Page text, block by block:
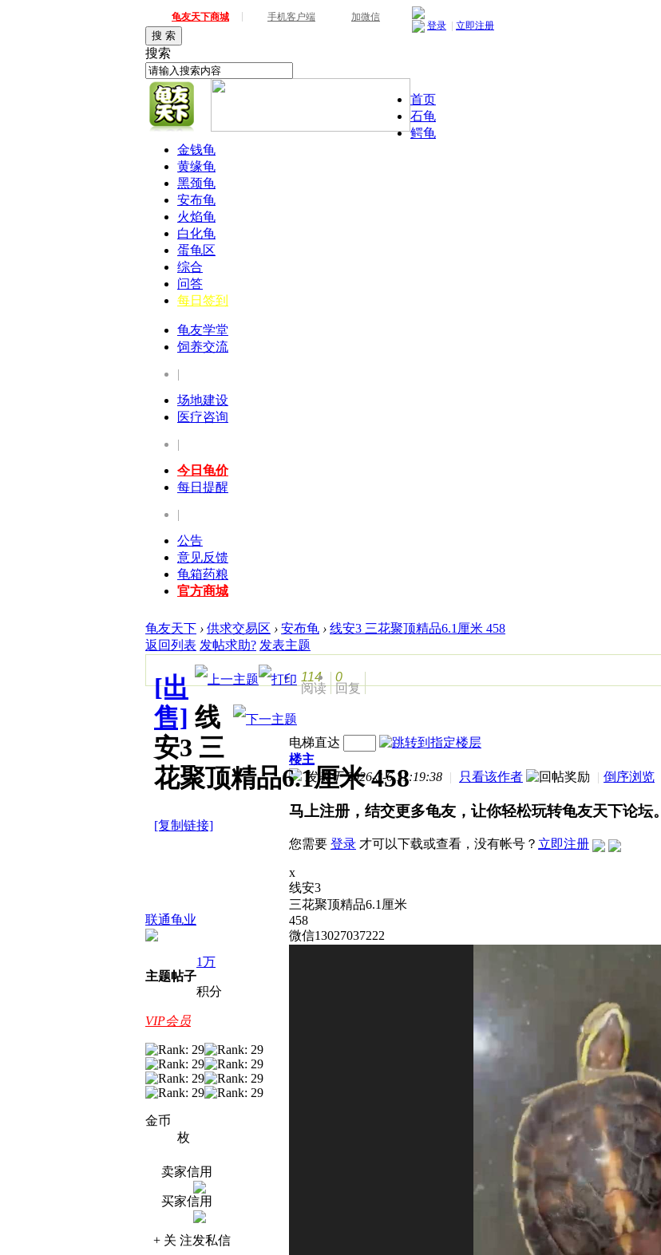
龟友天下商城 手机客户端 加微信
登录 立即注册
搜 索
搜索
首页
石龟
鳄龟
金钱龟
黄缘龟
黑颈龟
安布龟
火焰龟
白化龟
蛋龟区
综合
问答
每日签到
龟友学堂
饲养交流
|
场地建设
医疗咨询
|
今日龟价
每日提醒
|
公告
意见反馈
龟箱药粮
官方商城
龟友天下 › 供求交易区 › 安布龟 › 线安3 三花聚顶精品6.1厘米 458
返回列表 发帖求助? 发表主题
114
阅读
0
回复
[出
售] 线
安3 三
花聚顶精品6.1厘米 458
[复制链接]
联通龟业
主题帖子
1万
积分
VIP会员
金币
枚
卖家信用
买家信用
+ 关 注发私信
电梯直达
楼主
发表于 2026-3-6 11:19:38 | 只看该作者 | 倒序浏览
马上注册，结交更多龟友，让你轻松玩转龟友天下论坛。
您需要 登录 才可以下载或查看，没有帐号？ 立即注册
x
线安3
三花聚顶精品6.1厘米
458
微信13027037222